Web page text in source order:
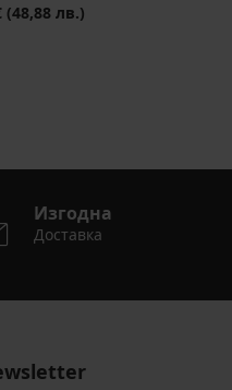
(48,88 лв.)
Изгодна
Доставка